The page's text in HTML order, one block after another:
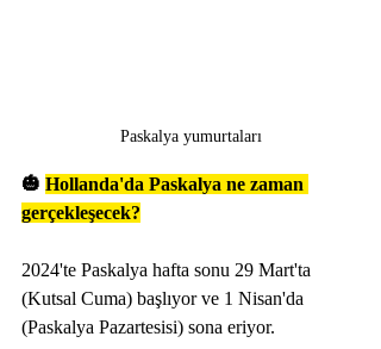
Paskalya yumurtaları
🎃 Hollanda'da Paskalya ne zaman
gerçekleşecek?
2024'te Paskalya hafta sonu 29 Mart'ta
(Kutsal Cuma) başlıyor ve 1 Nisan'da
(Paskalya Pazartesisi) sona eriyor.